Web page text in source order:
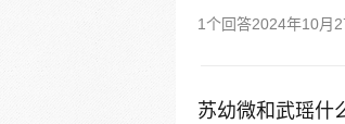
1个回答2024年10月
苏幼微和武瑶什